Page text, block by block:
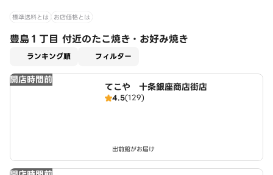
標準送料とは お店価格とは
豊島１丁目 付近のたこ焼き・お好み焼き
ランキング順 フィルター
開店時間前
てこや 十条銀座商店街店
4.5(129)
出前館がお届け